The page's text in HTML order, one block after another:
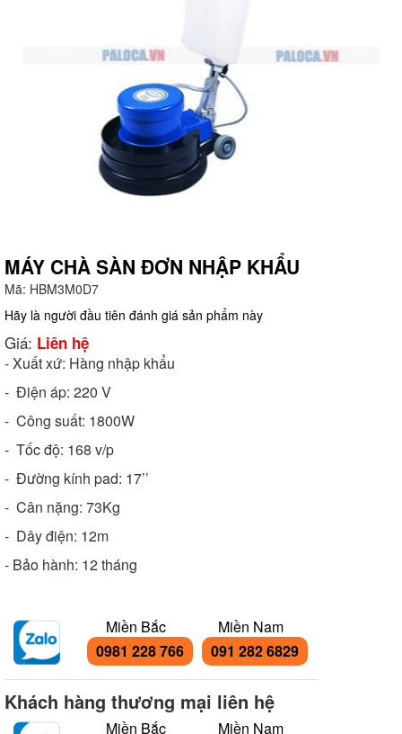
MÁY CHÀ SÀN ĐƠN NHẬP KHẨU
Mã: HBM3M0D7
Hãy là người đầu tiên đánh giá sản phẩm này
Giá: Liên hệ
- Xuất xứ: Hàng nhập khẩu
- Điện áp: 220 V
- Công suất: 1800W
- Tốc độ: 168 v/p
- Đường kính pad: 17’’
- Cân nặng: 73Kg
- Dây điện: 12m
- Bảo hành: 12 tháng
Miền Bắc
0981 228 766
Miền Nam
091 282 6829
Khách hàng thương mại liên hệ
Miền Bắc
Miền Nam